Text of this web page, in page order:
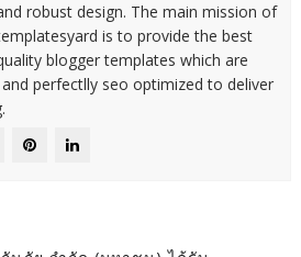
robust design. The main mission of
is to provide the best
blogger templates which are
perfectlly seo optimized to deliver